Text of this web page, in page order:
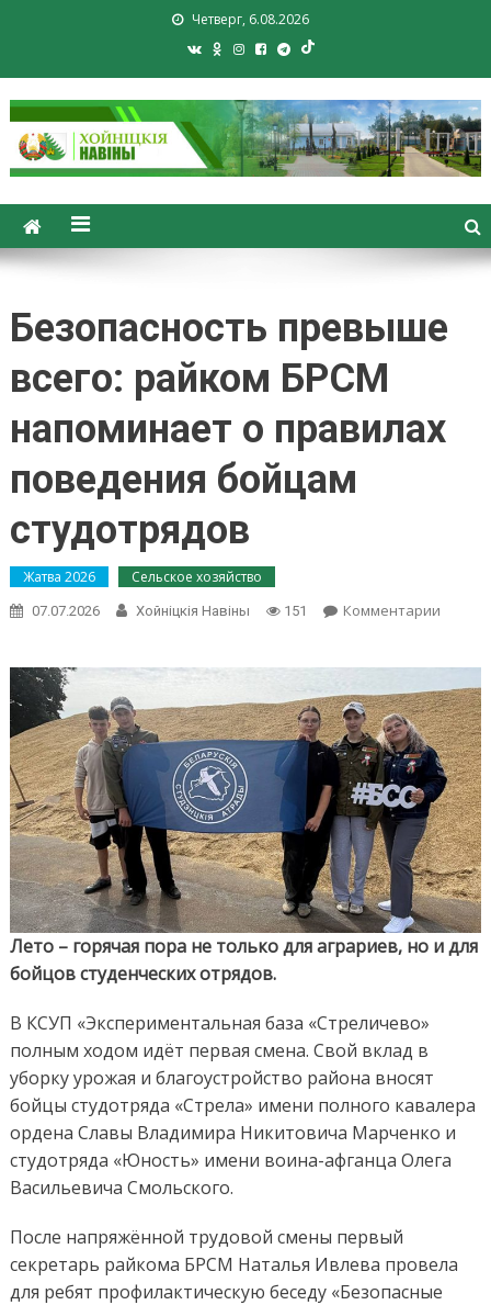
Четверг, 6.08.2026
Хойники. Хойнiцкiя навiны.
Новости Хойник. Районная
Безопасность превыше
всего: райком БРСМ
напоминает о правилах
поведения бойцам
студотрядов
Жатва 2026 Сельское хозяйство
07.07.2026 Хойнiцкiя Навiны 151 Комментарииon
райком
БРСМ
о
Лето – горячая пора не только для аграриев, но и для
бойцов студенческих отрядов.
В КСУП «Экспериментальная база «Стреличево»
полным ходом идёт первая смена. Свой вклад в
уборку урожая и благоустройство района вносят
бойцы студотряда «Стрела» имени полного кавалера
ордена Славы Владимира Никитовича Марченко и
студотряда «Юность» имени воина-афганца Олега
Васильевича Смольского.
После напряжённой трудовой смены первый
секретарь райкома БРСМ Наталья Ивлева провела
для ребят профилактическую беседу «Безопасные